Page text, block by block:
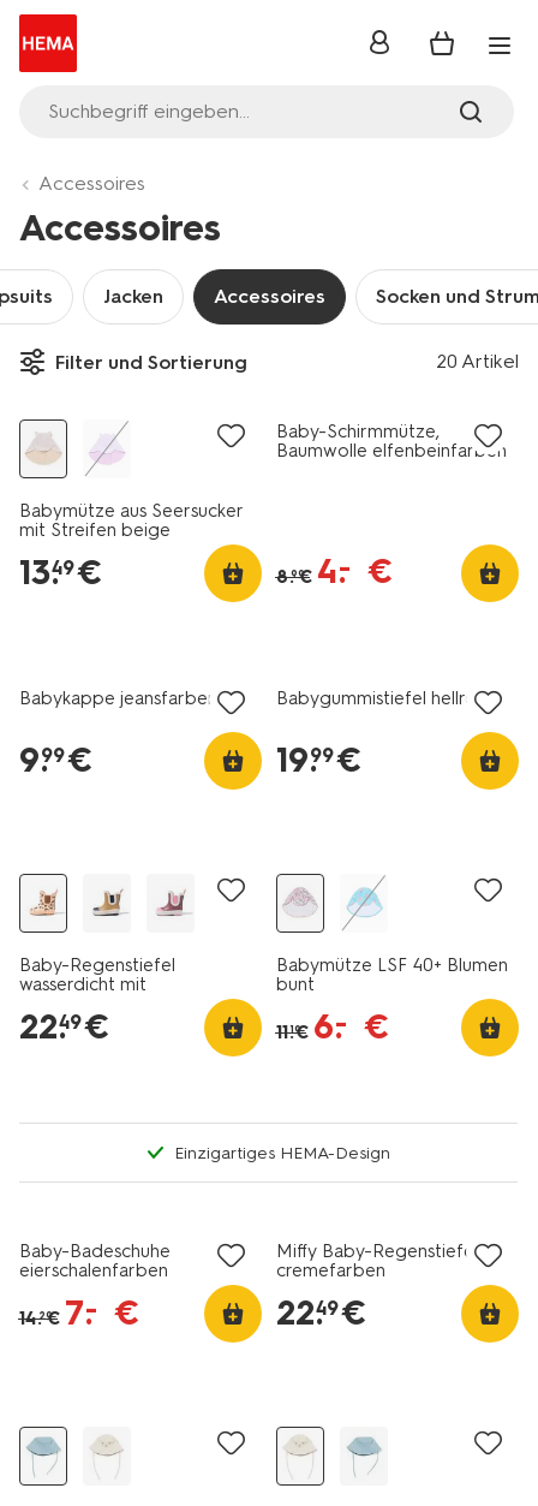
Suchbegriff eingeben...
Anmelden
Accessoires
Accessoires
Jacken Accessoires Socken und
Filter und Sortierung 20 Artikel
Babymütze aus Seersucker
mit Streifen beige
13.
49€
Baby-Schirmmütze,
Baumwolle elfenbeinfarben
8.99
€ 4.
– €
Babykappe jeansfarben
9.
99€
Babygummistiefel hellrosa
19.
99€
Baby-Regenstiefel
wasserdicht mit
Leopardenmuster bunt
22.
49€
Babymütze LSF 40+ Blumen
bunt
11.19
€ 6.
– €
Einzigartiges HEMA-Design
Baby-Badeschuhe
eierschalenfarben
14.29
€ 7.
– €
Miffy Baby-Regenstiefel
cremefarben
22.
49€